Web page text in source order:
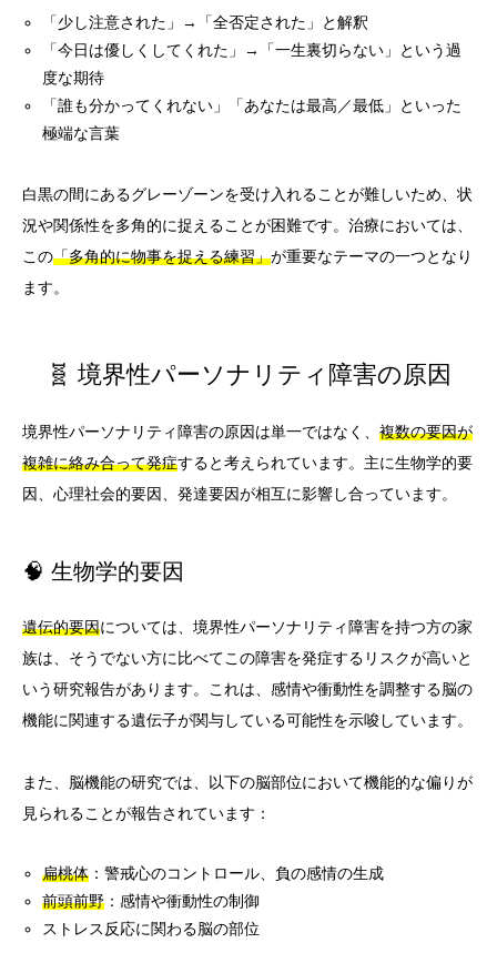
「少し注意された」→「全否定された」と解釈
「今日は優しくしてくれた」→「一生裏切らない」という過
度な期待
「誰も分かってくれない」「あなたは最高／最低」といった
極端な言葉
白黒の間にあるグレーゾーンを受け入れることが難しいため、状
況や関係性を多角的に捉えることが困難です。治療においては、
この「多角的に物事を捉える練習」が重要なテーマの一つとなり
ます。
🧬 境界性パーソナリティ障害の原因
境界性パーソナリティ障害の原因は単一ではなく、 複数の要因が
複雑に絡み合って発症すると考えられています。主に生物学的要
因、心理社会的要因、発達要因が相互に影響し合っています。
🧠 生物学的要因
遺伝的要因については、境界性パーソナリティ障害を持つ方の家
族は、そうでない方に比べてこの障害を発症するリスクが高いと
いう研究報告があります。これは、感情や衝動性を調整する脳の
機能に関連する遺伝子が関与している可能性を示唆しています。
また、脳機能の研究では、以下の脳部位において機能的な偏りが
見られることが報告されています：
扁桃体 ：警戒心のコントロール、負の感情の生成
前頭前野 ：感情や衝動性の制御
ストレス反応に関わる脳の部位